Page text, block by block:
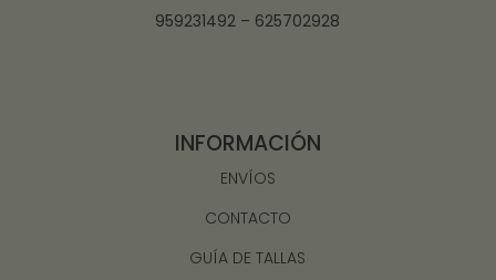
959231492 – 625702928
INFORMACIÓN
ENVÍOS
CONTACTO
GUÍA DE TALLAS